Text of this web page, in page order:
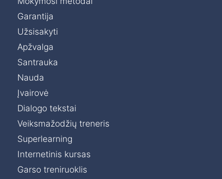
Garantija
Užsisakyti
Apžvalga
Santrauka
Nauda
Įvairovė
Dialogo tekstai
Veiksmažodžių treneris
Superlearning
Internetinis kursas
Garso treniruoklis